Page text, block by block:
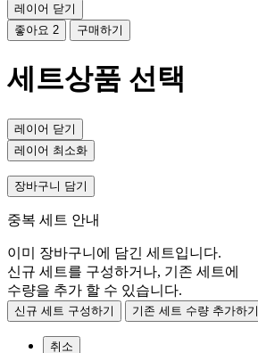
레이어 닫기
좋아요 2 구매하기
세트상품 선택
레이어 닫기
레이어 최소화
장바구니 담기
중복 세트 안내
이미 장바구니에 담긴 세트입니다.
신규 세트를 구성하거나, 기존 세트에
수량을 추가 할 수 있습니다.
신규 세트 구성하기 기존 세트 수량 추가하기
취소